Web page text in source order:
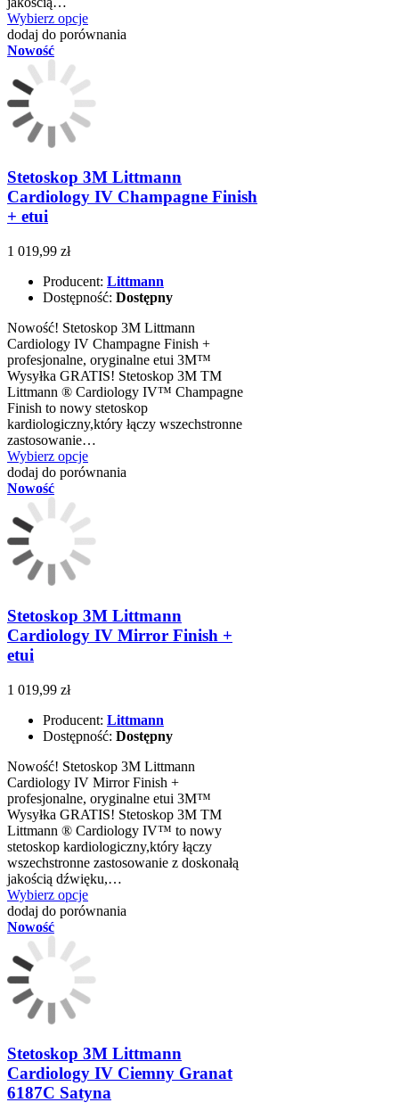
Wybierz opcje
dodaj do porównania
Nowość
Stetoskop 3M Littmann
Cardiology IV Champagne Finish
+ etui
1 019,99 zł
Producent: Littmann
Dostępność: Dostępny
Nowość! Stetoskop 3M Littmann
Cardiology IV Champagne Finish +
profesjonalne, oryginalne etui 3M™
Wysyłka GRATIS! Stetoskop 3M TM
Littmann ® Cardiology IV™ Champagne
Finish to nowy stetoskop
kardiologiczny,który łączy wszechstronne
zastosowanie…
Wybierz opcje
dodaj do porównania
Nowość
Stetoskop 3M Littmann
Cardiology IV Mirror Finish +
etui
1 019,99 zł
Producent: Littmann
Dostępność: Dostępny
Nowość! Stetoskop 3M Littmann
Cardiology IV Mirror Finish +
profesjonalne, oryginalne etui 3M™
Wysyłka GRATIS! Stetoskop 3M TM
Littmann ® Cardiology IV™ to nowy
stetoskop kardiologiczny,który łączy
wszechstronne zastosowanie z doskonałą
jakością dźwięku,…
Wybierz opcje
dodaj do porównania
Nowość
Stetoskop 3M Littmann
Cardiology IV Ciemny Granat
6187C Satyna